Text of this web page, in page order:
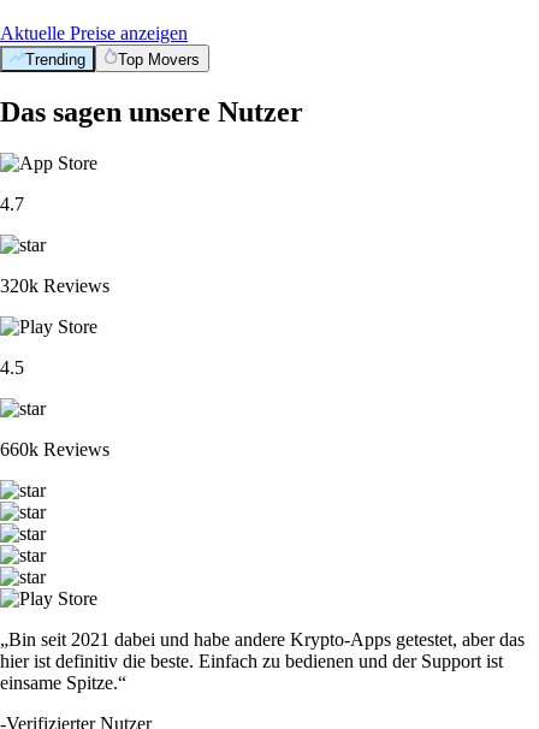
Aktuelle Preise anzeigen
Trending Top Movers
Das sagen unsere Nutzer
4.7
320k Reviews
4.5
660k Reviews
„Bin seit 2021 dabei und habe andere Krypto-Apps getestet, aber das
hier ist definitiv die beste. Einfach zu bedienen und der Support ist
einsame Spitze.“
-Verifizierter Nutzer